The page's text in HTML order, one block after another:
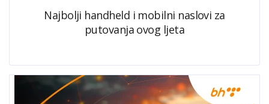
Najbolji handheld i mobilni naslovi za
putovanja ovog ljeta